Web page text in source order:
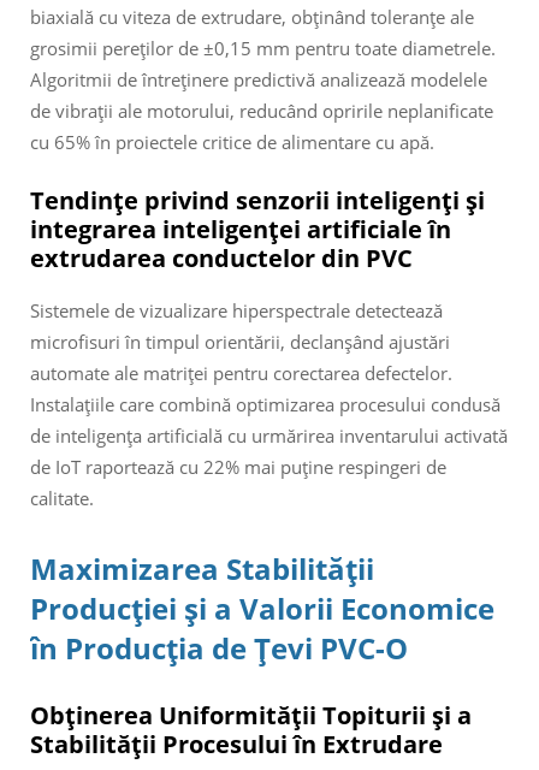
biaxială cu viteza de extrudare, obținând toleranțe ale
grosimii pereților de ±0,15 mm pentru toate diametrele.
Algoritmii de întreținere predictivă analizează modelele
de vibrații ale motorului, reducând opririle neplanificate
cu 65% în proiectele critice de alimentare cu apă.
Tendințe privind senzorii inteligenți și
integrarea inteligenței artificiale în
extrudarea conductelor din PVC
Sistemele de vizualizare hiperspectrale detectează
microfisuri în timpul orientării, declanșând ajustări
automate ale matriței pentru corectarea defectelor.
Instalațiile care combină optimizarea procesului condusă
de inteligența artificială cu urmărirea inventarului activată
de IoT raportează cu 22% mai puține respingeri de
calitate.
Maximizarea Stabilității
Producției și a Valorii Economice
în Producția de Țevi PVC-O
Obținerea Uniformității Topiturii și a
Stabilității Procesului în Extrudare